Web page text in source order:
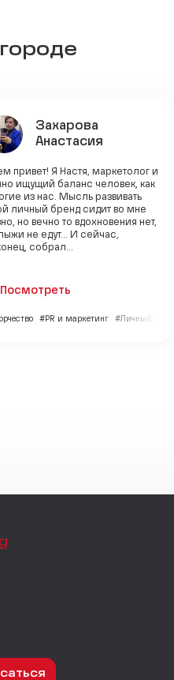
Захарова
Анастасия
привет! Я Настя, маркетолог и
ищущий баланс человек, как
из нас. Мысль развивать
личный бренд сидит во мне
но вечно то вдохновения нет,
не едут... И сейчас,
собрал...
Посмотреть
#PR и маркетинг #Личный бренд